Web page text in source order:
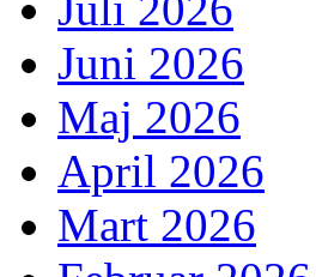
Juni 2026
Maj 2026
April 2026
Mart 2026